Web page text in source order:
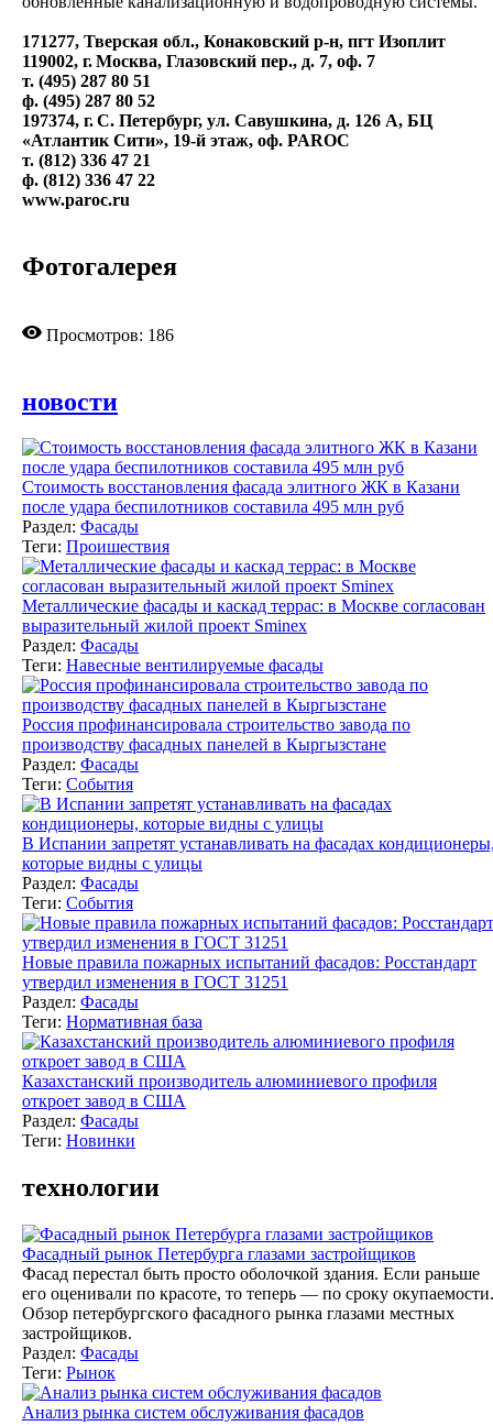
171277, Тверская обл., Конаковский р-н, пгт Изоплит
119002, г. Москва, Глазовский пер., д. 7, оф. 7
т. (495) 287 80 51
ф. (495) 287 80 52
197374, г. С. Петербург, ул. Савушкина, д. 126 А, БЦ
«Атлантик Сити», 19-й этаж, оф. PAROC
т. (812) 336 47 21
ф. (812) 336 47 22
www.paroc.ru
Фотогалерея
Просмотров: 186
новости
Стоимость восстановления фасада элитного ЖК в Казани
после удара беспилотников составила 495 млн руб
Раздел: Фасады
Теги: Проишествия
Металлические фасады и каскад террас: в Москве согласован
выразительный жилой проект Sminex
Раздел: Фасады
Теги: Навесные вентилируемые фасады
Россия профинансировала строительство завода по
производству фасадных панелей в Кыргызстане
Раздел: Фасады
Теги: События
В Испании запретят устанавливать на фасадах
которые видны с улицы
Раздел: Фасады
Теги: События
Новые правила пожарных испытаний фасадов: Росстандарт
утвердил изменения в ГОСТ 31251
Раздел: Фасады
Теги: Нормативная база
Казахстанский производитель алюминиевого профиля
откроет завод в США
Раздел: Фасады
Теги: Новинки
технологии
Фасадный рынок Петербурга глазами застройщиков
Фасад перестал быть просто оболочкой здания. Если раньше
его оценивали по красоте, то теперь — по сроку окупаемости.
Обзор петербургского фасадного рынка глазами местных
застройщиков.
Раздел: Фасады
Теги: Рынок
Анализ рынка систем обслуживания фасадов